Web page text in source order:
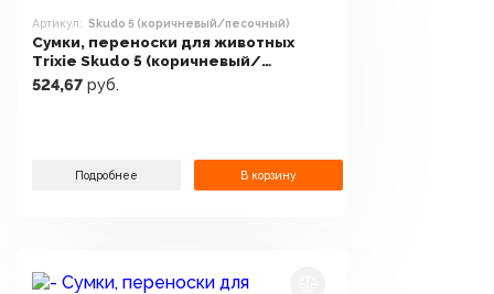
Артикул: Skudo 5 (коричневый/песочный)
Сумки, переноски для животных
Trixie Skudo 5 (коричневый/
песочный)
524,67 руб.
Подробнее В корзину